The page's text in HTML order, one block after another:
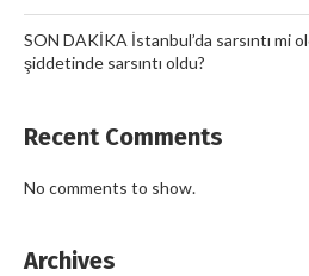
SON DAKİKA İstanbul’da sarsıntı mi
şiddetinde sarsıntı oldu?
Recent Comments
No comments to show.
Archives